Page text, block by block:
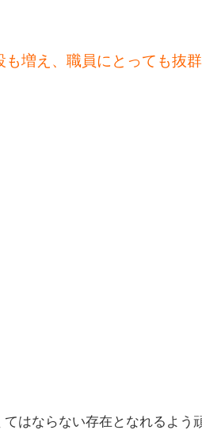
も増え、職員にとっても抜
はならない存在となれるよう